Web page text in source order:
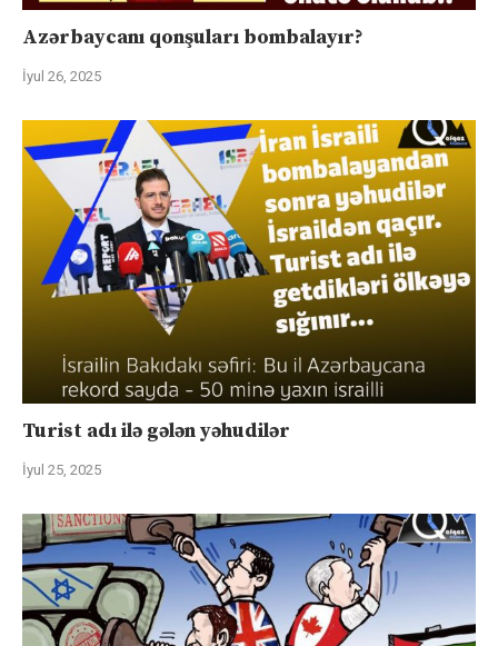
Azərbaycanı qonşuları bombalayır?
İyul 26, 2025
Turist adı ilə gələn yəhudilər
İyul 25, 2025